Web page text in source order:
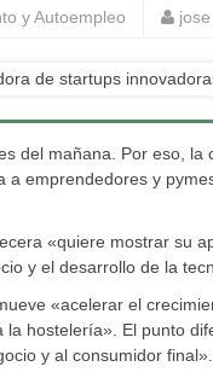
y Autoempleo
del mañana. Por eso,
emprendedores y
«quiere mostrar su
y el desarrollo de la
«acelerar el
hostelería». El punto
y al consumidor final».